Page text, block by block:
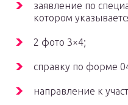
заявление по
котором
2 фото 3×4;
справку по форме
направление к